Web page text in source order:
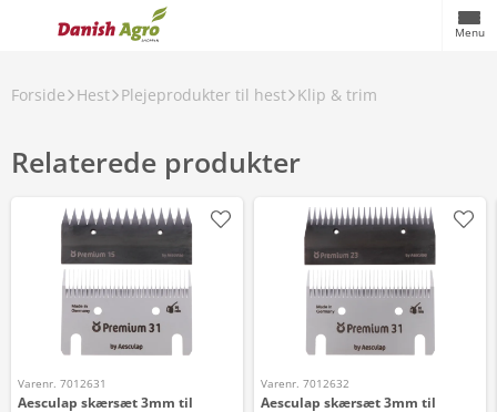
Menu
Forside Hest Plejeprodukter til hest Klip & trim
Relaterede produkter
Varenr. 7012631
Aesculap skærsæt 3mm til
Varenr. 7012632
Aesculap skærsæt 3mm til